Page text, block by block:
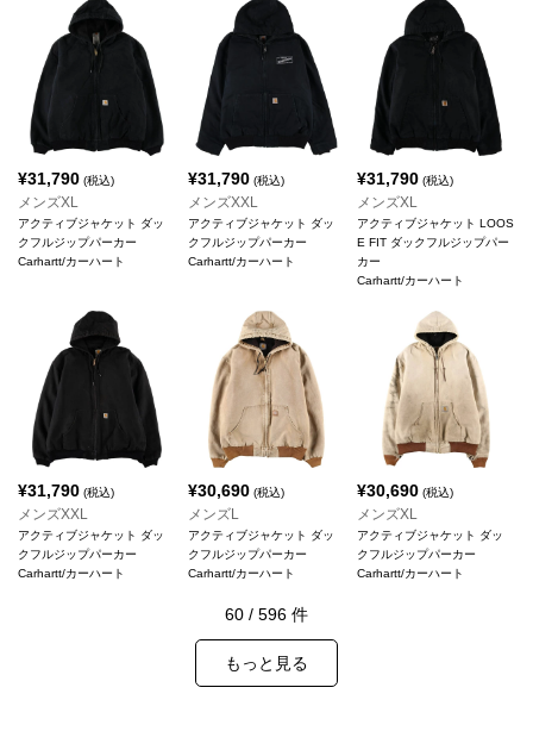
¥31,790 (税込)
メンズXL
アクティブジャケット ダッ
クフルジップパーカー
Carhartt/カーハート
¥31,790(税込)
メンズXXL
アクティブジャケット ダッ
クフルジップパーカー
Carhartt/カーハート
¥31,790 (税込)
メンズXL
アクティブジャケット LOOS
E FIT ダックフルジップパー
カー
Carhartt/カーハート
¥31,790 (税込)
メンズXXL
アクティブジャケット ダッ
クフルジップパーカー
Carhartt/カーハート
¥30,690(税込)
メンズL
アクティブジャケット ダッ
クフルジップパーカー
Carhartt/カーハート
¥30,690 (税込)
メンズXL
アクティブジャケット ダッ
クフルジップパーカー
Carhartt/カーハート
60 / 596 件
もっと見る